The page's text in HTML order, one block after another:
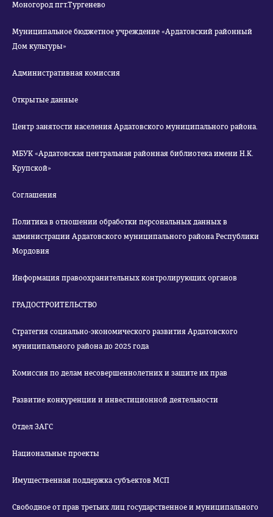
Моногород пгт.Тургенево
Муниципальное бюджетное учреждение «Ардатовский районный
Дом культуры»
Административная комиссия
Открытые данные
Центр занятости населения Ардатовского муниципального района.
МБУК «Ардатовская центральная районная библиотека имени Н.К.
Крупской»
Соглашения
Политика в отношении обработки персональных данных в
администрации Ардатовского муниципального района Республики
Мордовия
Информация правоохранительных контролирующих органов
ГРАДОСТРОИТЕЛЬСТВО
Стратегия социально-экономического развития Ардатовского
муниципального района до 2025 года
Комиссия по делам несовершеннолетних и защите их прав
Развитие конкуренции и инвестиционной деятельности
Отдел ЗАГС
Национальные проекты
Имущественная поддержка субъектов МСП
Свободное от прав третьих лиц государственное и муниципального